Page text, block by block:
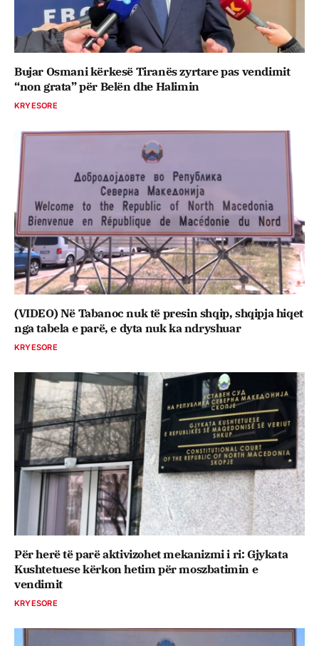
Bujar Osmani kërkesë Tiranës zyrtare pas vendimit
“non grata” për Belën dhe Halimin
KRYESORE
(VIDEO) Në Tabanoc nuk të presin shqip, shqipja hiqet
nga tabela e parë, e dyta nuk ka ndryshuar
KRYESORE
Për herë të parë aktivizohet mekanizmi i ri: Gjykata
Kushtetuese kërkon hetim për moszbatimin e
vendimit
KRYESORE